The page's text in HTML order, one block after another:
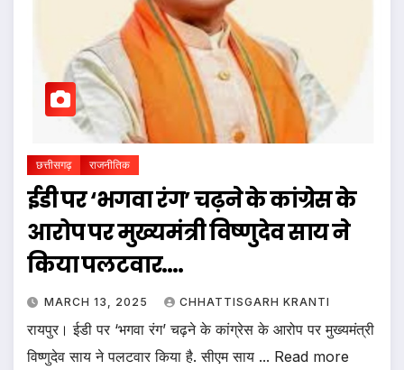
छत्तीसगढ़ राजनीतिक
ईडी पर ‘भगवा रंग’ चढ़ने के कांग्रेस के
आरोप पर मुख्यमंत्री विष्णुदेव साय ने
किया पलटवार….
MARCH 13, 2025 CHHATTISGARH KRANTI
रायपुर। ईडी पर ‘भगवा रंग’ चढ़ने के कांग्रेस के आरोप पर मुख्यमंत्री
विष्णुदेव साय ने पलटवार किया है. सीएम साय ... Read more